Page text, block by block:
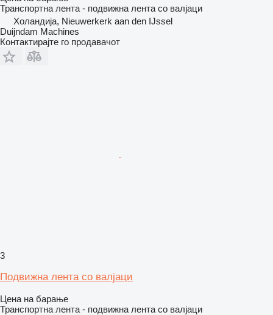
Транспортна лента - подвижна лента со валјаци
Холандија, Nieuwerkerk aan den IJssel
Duijndam Machines
Контактирајте го продавачот
3
Подвижна лента со валјаци
Цена на барање
Транспортна лента - подвижна лента со валјаци